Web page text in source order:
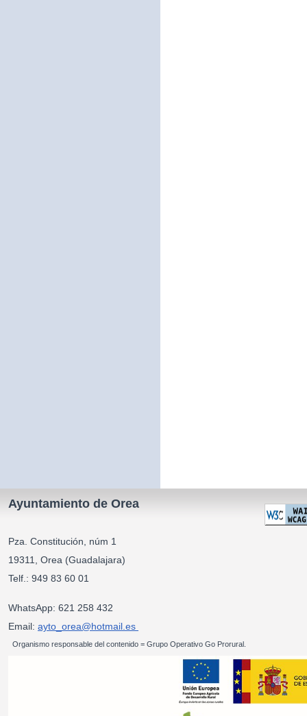
Ayuntamiento de Orea
Pza. Constitución, núm 1
19311, Orea (Guadalajara)
Telf.: 949 83 60 01
WhatsApp: 621 258 432
Email: ayto_orea@hotmail.es
Organismo responsable del contenido = Grupo Operativo Go Prorural.